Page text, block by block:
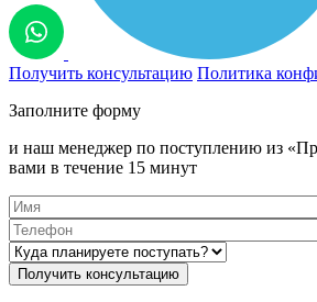
Получить консультацию Политика
Заполните форму
и наш менеджер по поступлению из
вами в течение 15 минут